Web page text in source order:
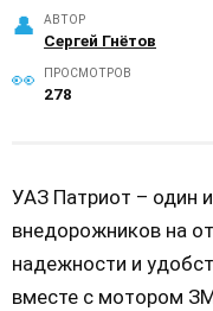
АВТОР
Сергей Гнётов
ПРОСМОТРОВ
278
УАЗ Патриот – один
внедорожников на
надежности и
вместе с мотором